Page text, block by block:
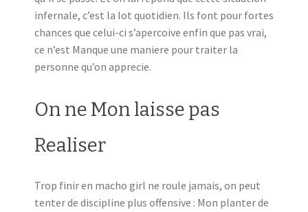
infernale, c’est la lot quotidien. Ils font pour fortes
chances que celui-ci s’apercoive enfin que pas vrai,
ce n’est Manque une maniere pour traiter la
personne qu’on apprecie.
On ne Mon laisse pas
Realiser
Trop finir en macho girl ne roule jamais, on peut
tenter de discipline plus offensive : Mon planter de